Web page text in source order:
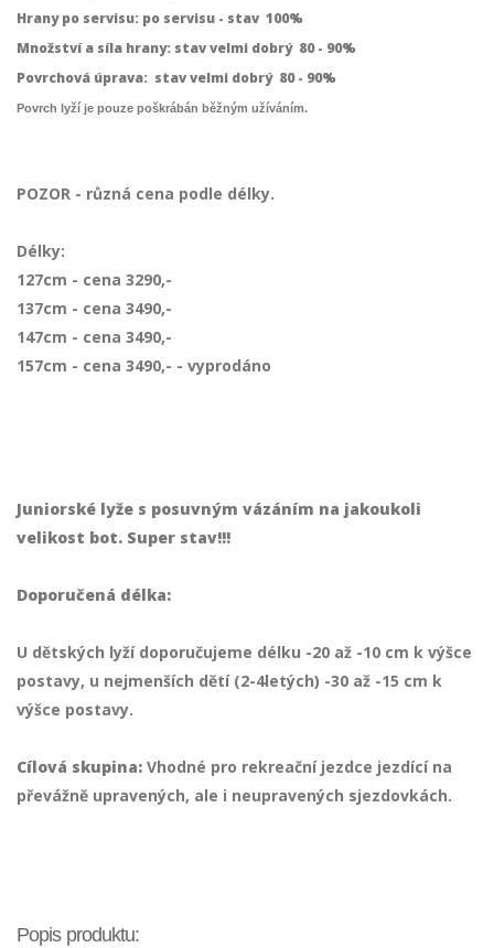
Hrany po servisu: po servisu - stav 100%
Množství a síla hrany: stav velmi dobrý 80 - 90%
Povrchová úprava: stav velmi dobrý 80 - 90%
Povrch lyží je pouze poškrábán běžným užíváním.
POZOR - různá cena podle délky.
Délky:
127cm - cena 3290,-
137cm - cena 3490,-
147cm - cena 3490,-
157cm - cena 3490,- - vyprodáno
Juniorské lyže s posuvným vázáním na jakoukoli
velikost bot. Super stav!!!
Doporučená délka:
U dětských lyží doporučujeme délku -20 až -10 cm k výšce
postavy, u nejmenších dětí (2-4letých) -30 až -15 cm k
výšce postavy.
Cílová skupina: Vhodné pro rekreační jezdce jezdící na
převážně upravených, ale i neupravených sjezdovkách.
Popis produktu: